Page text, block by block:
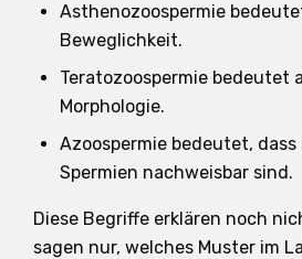
Asthenozoospermie
Beweglichkeit.
Teratozoospermie bedeutet
Morphologie.
Azoospermie bedeutet,
Spermien nachweisbar sind.
Diese Begriffe erklären noch
sagen nur, welches Muster im